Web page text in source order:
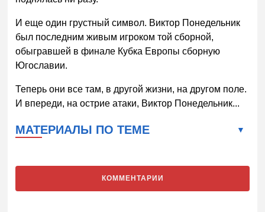
И еще один грустный символ. Виктор Понедельник
был последним живым игроком той сборной,
обыгравшей в финале Кубка Европы сборную
Югославии.
Теперь они все там, в другой жизни, на другом поле.
И впереди, на острие атаки, Виктор Понедельник...
МАТЕРИАЛЫ ПО ТЕМЕ
КОММЕНТАРИИ